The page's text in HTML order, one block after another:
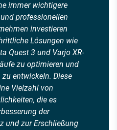
immer wichtigere
professionellen
investieren
Lösungen wie
Quest 3 und Varjo XR-
zu optimieren und
entwickeln. Diese
Vielzahl von
die es
der
und zur Erschließung